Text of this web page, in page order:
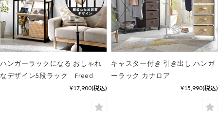
ハンガーラックになる おしゃれ
なデザイン5段ラック Freed
¥17,900(税込)
キャスター付き 引き出し ハンガ
ーラック カナロア
¥15,990(税込)